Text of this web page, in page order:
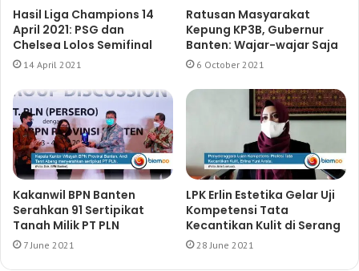
Hasil Liga Champions 14
April 2021: PSG dan
Chelsea Lolos Semifinal
14 April 2021
Ratusan Masyarakat
Kepung KP3B, Gubernur
Banten: Wajar-wajar Saja
6 October 2021
Kakanwil BPN Banten
Serahkan 91 Sertipikat
Tanah Milik PT PLN
7 June 2021
LPK Erlin Estetika Gelar Uji
Kompetensi Tata
Kecantikan Kulit di Serang
28 June 2021